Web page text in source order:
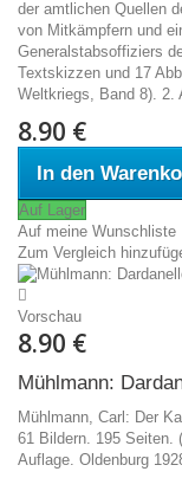
der amtlichen Quellen
von Mitkämpfern und
Generalstabsoffiziers
Textskizzen und 17
Weltkriegs, Band 8). 2.
8.90 €
In den
Auf Lager
Auf meine Wunschliste
Zum Vergleich
Vorschau
8.90 €
Mühlmann:
Mühlmann, Carl: Der
61 Bildern. 195 Seiten.
Auflage. Oldenburg